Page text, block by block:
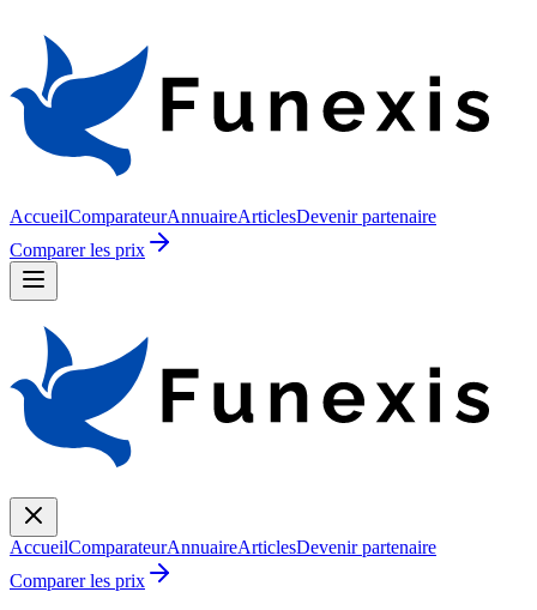
AccueilComparateurAnnuaireArticlesDevenir partenaire
Comparer les prix
AccueilComparateurAnnuaireArticlesDevenir partenaire
Comparer les prix